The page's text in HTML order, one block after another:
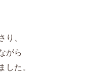
り、
がら
した。